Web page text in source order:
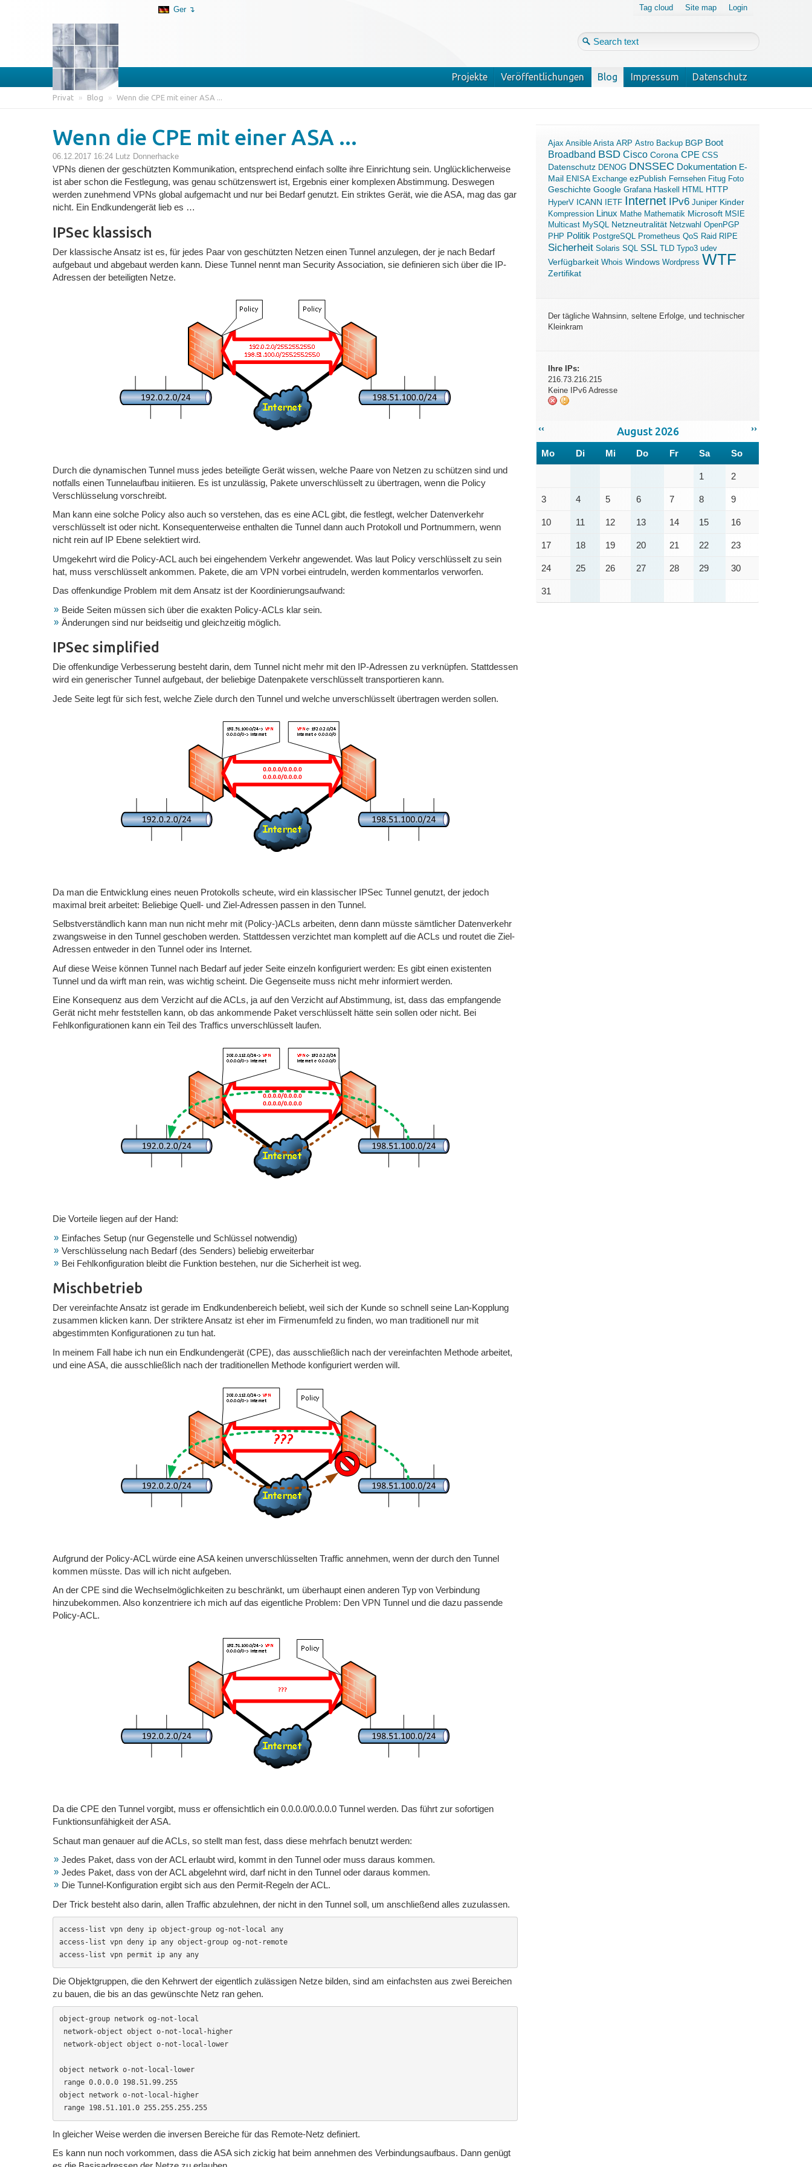
Ger ↴ Tag cloud Site map Login
Forgot your password? Login
Projekte Veröffentlichungen Blog Impressum Datenschutz
Privat » Blog » Wenn die CPE mit einer ASA ...
Wenn die CPE mit einer ASA ...
06.12.2017 16:24 Lutz Donnerhacke
VPNs dienen der geschützten Kommunikation, entsprechend einfach sollte ihre Einrichtung sein. Unglücklicherweise
ist aber schon die Festlegung, was genau schützenswert ist, Ergebnis einer komplexen Abstimmung. Deswegen
werden zunehmend VPNs global aufgemacht und nur bei Bedarf genutzt. Ein striktes Gerät, wie die ASA, mag das gar
nicht. Ein Endkundengerät lieb es …
IPSec klassisch
Der klassische Ansatz ist es, für jedes Paar von geschützten Netzen einen Tunnel anzulegen, der je nach Bedarf
aufgebaut und abgebaut werden kann. Diese Tunnel nennt man Security Association, sie definieren sich über die IP-
Adressen der beteiligten Netze.
Durch die dynamischen Tunnel muss jedes beteiligte Gerät wissen, welche Paare von Netzen zu schützen sind und
notfalls einen Tunnelaufbau initiieren. Es ist unzulässig, Pakete unverschlüsselt zu übertragen, wenn die Policy
Verschlüsselung vorschreibt.
Man kann eine solche Policy also auch so verstehen, das es eine ACL gibt, die festlegt, welcher Datenverkehr
verschlüsselt ist oder nicht. Konsequenterweise enthalten die Tunnel dann auch Protokoll und Portnummern, wenn
nicht rein auf IP Ebene selektiert wird.
Umgekehrt wird die Policy-ACL auch bei eingehendem Verkehr angewendet. Was laut Policy verschlüsselt zu sein
hat, muss verschlüsselt ankommen. Pakete, die am VPN vorbei eintrudeln, werden kommentarlos verworfen.
Das offenkundige Problem mit dem Ansatz ist der Koordinierungsaufwand:
Beide Seiten müssen sich über die exakten Policy-ACLs klar sein.
Änderungen sind nur beidseitig und gleichzeitig möglich.
IPSec simplified
Die offenkundige Verbesserung besteht darin, dem Tunnel nicht mehr mit den IP-Adressen zu verknüpfen. Stattdessen
wird ein generischer Tunnel aufgebaut, der beliebige Datenpakete verschlüsselt transportieren kann.
Jede Seite legt für sich fest, welche Ziele durch den Tunnel und welche unverschlüsselt übertragen werden sollen.
Da man die Entwicklung eines neuen Protokolls scheute, wird ein klassischer IPSec Tunnel genutzt, der jedoch
maximal breit arbeitet: Beliebige Quell- und Ziel-Adressen passen in den Tunnel.
Selbstverständlich kann man nun nicht mehr mit (Policy-)ACLs arbeiten, denn dann müsste sämtlicher Datenverkehr
zwangsweise in den Tunnel geschoben werden. Stattdessen verzichtet man komplett auf die ACLs und routet die Ziel-
Adressen entweder in den Tunnel oder ins Internet.
Auf diese Weise können Tunnel nach Bedarf auf jeder Seite einzeln konfiguriert werden: Es gibt einen existenten
Tunnel und da wirft man rein, was wichtig scheint. Die Gegenseite muss nicht mehr informiert werden.
Eine Konsequenz aus dem Verzicht auf die ACLs, ja auf den Verzicht auf Abstimmung, ist, dass das empfangende
Gerät nicht mehr feststellen kann, ob das ankommende Paket verschlüsselt hätte sein sollen oder nicht. Bei
Fehlkonfigurationen kann ein Teil des Traffics unverschlüsselt laufen.
Die Vorteile liegen auf der Hand:
Einfaches Setup (nur Gegenstelle und Schlüssel notwendig)
Verschlüsselung nach Bedarf (des Senders) beliebig erweiterbar
Bei Fehlkonfiguration bleibt die Funktion bestehen, nur die Sicherheit ist weg.
Mischbetrieb
Der vereinfachte Ansatz ist gerade im Endkundenbereich beliebt, weil sich der Kunde so schnell seine Lan-Kopplung
zusammen klicken kann. Der striktere Ansatz ist eher im Firmenumfeld zu finden, wo man traditionell nur mit
abgestimmten Konfigurationen zu tun hat.
In meinem Fall habe ich nun ein Endkundengerät (CPE), das ausschließlich nach der vereinfachten Methode arbeitet,
und eine ASA, die ausschließlich nach der traditionellen Methode konfiguriert werden will.
Aufgrund der Policy-ACL würde eine ASA keinen unverschlüsselten Traffic annehmen, wenn der durch den Tunnel
kommen müsste. Das will ich nicht aufgeben.
An der CPE sind die Wechselmöglichkeiten zu beschränkt, um überhaupt einen anderen Typ von Verbindung
hinzubekommen. Also konzentriere ich mich auf das eigentliche Problem: Den VPN Tunnel und die dazu passende
Policy-ACL.
Da die CPE den Tunnel vorgibt, muss er offensichtlich ein 0.0.0.0/0.0.0.0 Tunnel werden. Das führt zur sofortigen
Funktionsunfähigkeit der ASA.
Schaut man genauer auf die ACLs, so stellt man fest, dass diese mehrfach benutzt werden:
Jedes Paket, dass von der ACL erlaubt wird, kommt in den Tunnel oder muss daraus kommen.
Jedes Paket, dass von der ACL abgelehnt wird, darf nicht in den Tunnel oder daraus kommen.
Die Tunnel-Konfiguration ergibt sich aus den Permit-Regeln der ACL.
Der Trick besteht also darin, allen Traffic abzulehnen, der nicht in den Tunnel soll, um anschließend alles zuzulassen.
access-list vpn deny ip object-group og-not-local any
access-list vpn deny ip any object-group og-not-remote
access-list vpn permit ip any any
Die Objektgruppen, die den Kehrwert der eigentlich zulässigen Netze bilden, sind am einfachsten aus zwei Bereichen
zu bauen, die bis an das gewünschte Netz ran gehen.
object-group network og-not-local
object network o-not-local-lower
range 0.0.0.0 198.51.99.255
object network o-not-local-higher
range 198.51.101.0 255.255.255.255
In gleicher Weise werden die inversen Bereiche für das Remote-Netz definiert.
Es kann nun noch vorkommen, dass die ASA sich zickig hat beim annehmen des Verbindungsaufbaus. Dann genügt
Ajax Ansible Arista ARP Astro Backup BGP Boot
Broadband BSD Cisco Corona CPE CSS
Datenschutz DENOG DNSSEC Dokumentation E-
Mail ENISA Exchange ezPublish Fernsehen Fitug Foto
Geschichte Google Grafana Haskell HTML HTTP
HyperV ICANN IETF Internet IPv6 Juniper Kinder
Kompression Linux Mathe Mathematik Microsoft MSIE
Multicast MySQL Netzneutralität Netzwahl OpenPGP
PHP Politik PostgreSQL Prometheus QoS Raid RIPE
Sicherheit Solaris SQL SSL TLD Typo3 udev
Verfügbarkeit Whois Windows Wordpress WTF
Zertifikat
Der tägliche Wahnsinn, seltene Erfolge, und technischer
Kleinkram
Ihre IPs:
216.73.216.215
Keine IPv6 Adresse
‹‹ ››
August 2026
Mo Di Mi Do Fr Sa So
1 2
3 4 5 6 7 8 9
10 11 12 13 14 15 16
17 18 19 20 21 22 23
24 25 26 27 28 29 30
31